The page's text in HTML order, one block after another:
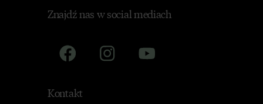
Znajdź nas w social mediach
Kontakt